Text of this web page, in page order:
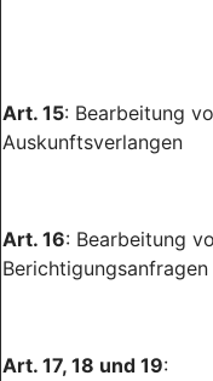
Art. 15: Bearbeitung
Auskunftsverlangen
Art. 16: Bearbeitung
Berichtigungsanfragen
Art. 17, 18 und 19: